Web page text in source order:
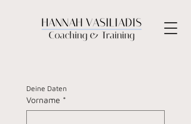
Deine Daten
Vorname *